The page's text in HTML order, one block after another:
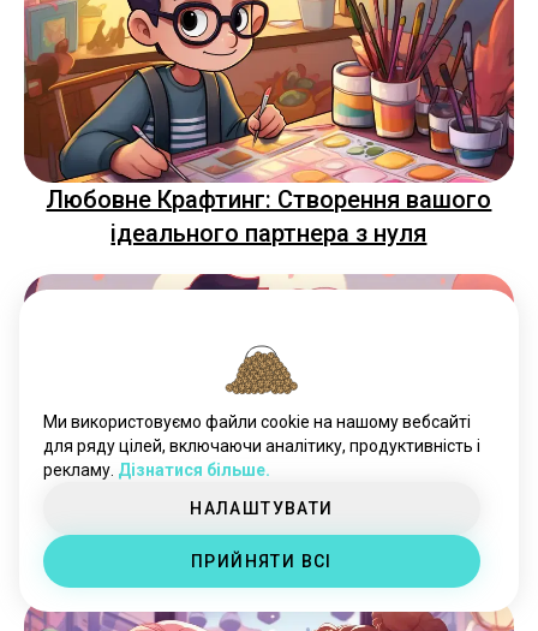
Любовне Крафтинг: Створення вашого
ідеального партнера з нуля
Коли казати "Я тебе люблю": Орієнтація у
ідеальний момент
Ми використовуємо файли cookie на нашому вебсайті
для ряду цілей, включаючи аналітику, продуктивність і
рекламу. Дізнатися більше.
НАЛАШТУВАТИ
ПРИЙНЯТИ ВСІ